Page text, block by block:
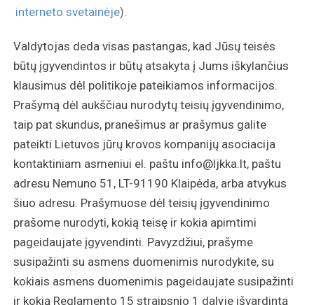
interneto svetainėje).
Valdytojas deda visas pastangas, kad Jūsų teisės
būtų įgyvendintos ir būtų atsakyta į Jums iškylančius
klausimus dėl politikoje pateikiamos informacijos.
Prašymą dėl aukščiau nurodytų teisių įgyvendinimo,
taip pat skundus, pranešimus ar prašymus galite
pateikti Lietuvos jūrų krovos kompanijų asociacija
kontaktiniam asmeniui el. paštu info@ljkka.lt, paštu
adresu Nemuno 51, LT-91190 Klaipėda, arba atvykus
šiuo adresu. Prašymuose dėl teisių įgyvendinimo
prašome nurodyti, kokią teisę ir kokia apimtimi
pageidaujate įgyvendinti. Pavyzdžiui, prašyme
susipažinti su asmens duomenimis nurodykite, su
kokiais asmens duomenimis pageidaujate susipažinti
ir kokią Reglamento 15 straipsnio 1 dalyje išvardintą